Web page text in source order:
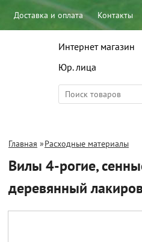
Доставка и оплата Контакты
Интернет магазин
Юр. лица
Главная »Расходные материалы
Вилы 4-рогие,
деревянный